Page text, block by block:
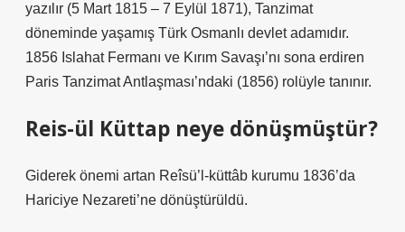
yazılır (5 Mart 1815 – 7 Eylül 1871), Tanzimat
döneminde yaşamış Türk Osmanlı devlet adamıdır.
1856 Islahat Fermanı ve Kırım Savaşı’nı sona erdiren
Paris Tanzimat Antlaşması’ndaki (1856) rolüyle tanınır.
Reis-ül Küttap neye dönüşmüştür?
Giderek önemi artan Reîsü’l-küttâb kurumu 1836’da
Hariciye Nezareti’ne dönüştürüldü.